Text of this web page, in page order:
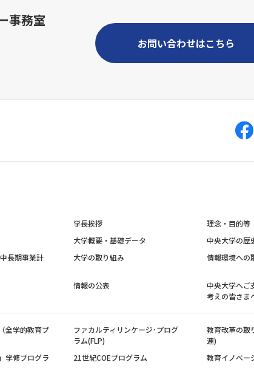
事務室
お問い合わせはこちら
学長挨拶
理念・目的等
大学概要・基礎データ
中央大学の歴
長期事業計
大学の取り組み 情報環境への
情報の公表
中央大学へご
考えの皆さま
全学的教育プ
ファカルティリンケージ･プログ
ラム(FLP)
教育改革の取
連)
学修プログラ
21世紀COEプログラム 教育イノベー